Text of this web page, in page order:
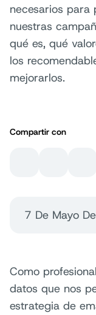
necesarios para
nuestras
qué es, qué
los
mejorarlos.
Compartir con
7 De Mayo
Como
datos que nos
estrategia de